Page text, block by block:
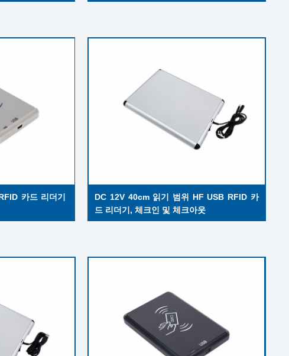
카드 리더기
DC 12V 40cm 읽기 범위 HF USB RFID 카
드 리더기, 체크인 및 체크아웃